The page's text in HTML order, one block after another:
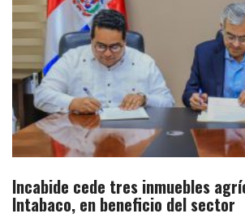
Incabide cede tres inmuebles
Intabaco, en beneficio del sector